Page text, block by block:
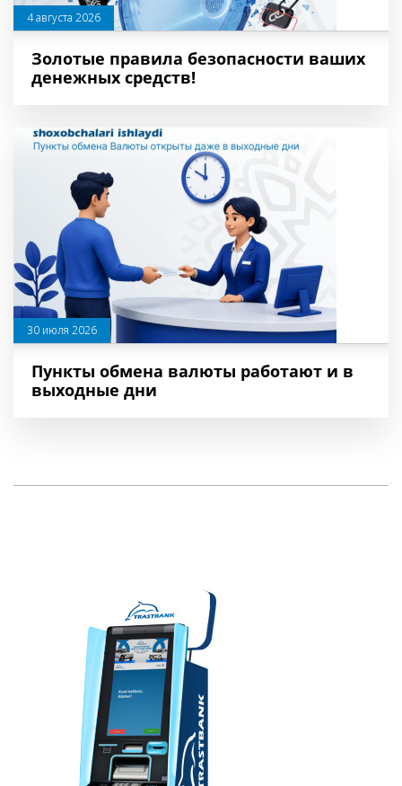
4 августа 2026
Золотые правила безопасности ваших
денежных средств!
30 июля 2026
Пункты обмена валюты работают и в
выходные дни